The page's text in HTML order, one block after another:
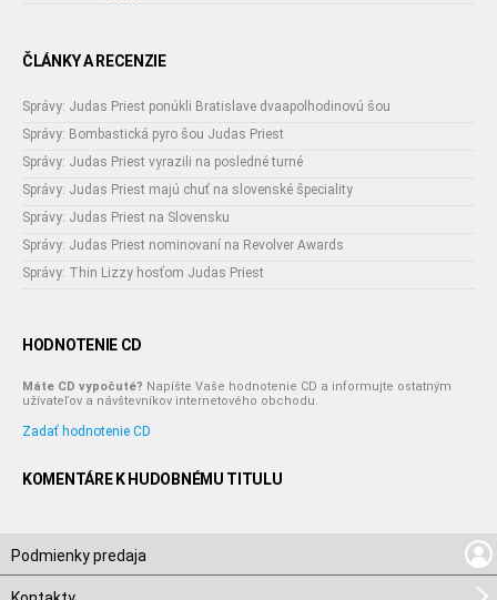
ČLÁNKY A RECENZIE
Správy: Judas Priest ponúkli Bratislave dvaapolhodinovú šou
Správy: Bombastická pyro šou Judas Priest
Správy: Judas Priest vyrazili na posledné turné
Správy: Judas Priest majú chuť na slovenské špeciality
Správy: Judas Priest na Slovensku
Správy: Judas Priest nominovaní na Revolver Awards
Správy: Thin Lizzy hosťom Judas Priest
HODNOTENIE CD
Máte CD vypočuté? Napíšte Vaše hodnotenie CD a informujte ostatným
užívateľov a návštevníkov internetového obchodu.
Zadať hodnotenie CD
KOMENTÁRE K HUDOBNÉMU TITULU
Podmienky predaja